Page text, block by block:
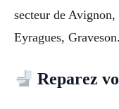
secteur de Avignon,
Eyragues, Graveson.
Reparez